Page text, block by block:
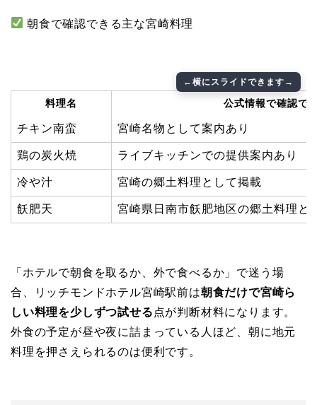
朝食で確認できる主な宮崎料理
料理名 公式情報で確認で
チキン南蛮 宮崎名物として案内あり
鶏の炭火焼 ライブキッチンでの提供案内あり
冷や汁 宮崎の郷土料理として掲載
飫肥天 宮崎県日南市飫肥地区の郷土料理と
「ホテルで朝食を取るか、外で食べるか」で迷う場
合、リッチモンドホテル宮崎駅前は朝食だけで宮崎ら
しい料理を少しずつ試せる 点が判断材料になります。
外食の予定が昼や夜に詰まっている人ほど、朝に地元
料理を押さえられるのは便利です。